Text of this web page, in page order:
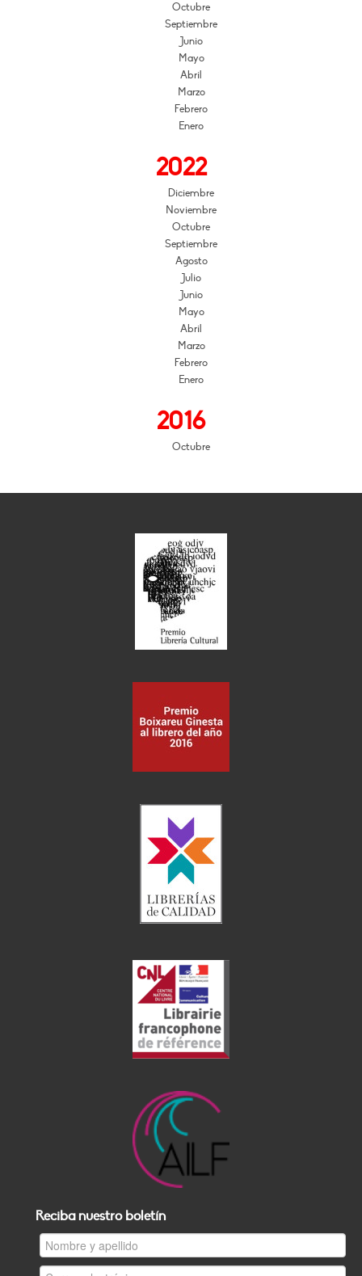
Octubre
Septiembre
Junio
Mayo
Abril
Marzo
Febrero
Enero
2022
Diciembre
Noviembre
Octubre
Septiembre
Agosto
Julio
Junio
Mayo
Abril
Marzo
Febrero
Enero
2016
Octubre
Reciba nuestro boletín